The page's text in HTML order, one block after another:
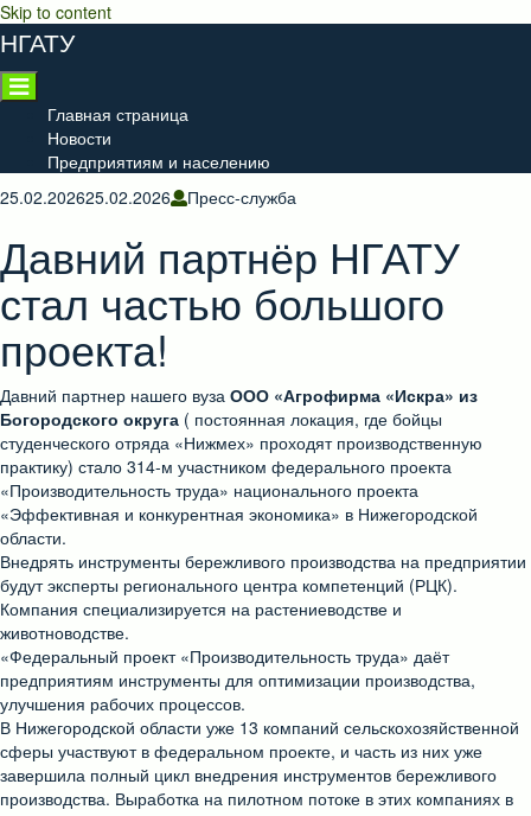
Skip to content
НГАТУ
Главная страница
Новости
Предприятиям и населению
25.02.202625.02.2026 Пресс-служба
Давний партнёр НГАТУ
стал частью большого
проекта!
Давний партнер нашего вуза ООО «Агрофирма «Искра» из
Богородского округа ( постоянная локация, где бойцы
студенческого отряда «Нижмех» проходят производственную
практику) стало 314-м участником федерального проекта
«Производительность труда» национального проекта
«Эффективная и конкурентная экономика» в Нижегородской
области.
Внедрять инструменты бережливого производства на предприятии
будут эксперты регионального центра компетенций (РЦК).
Компания специализируется на растениеводстве и
животноводстве.
«Федеральный проект «Производительность труда» даёт
предприятиям инструменты для оптимизации производства,
улучшения рабочих процессов.
В Нижегородской области уже 13 компаний сельскохозяйственной
сферы участвуют в федеральном проекте, и часть из них уже
завершила полный цикл внедрения инструментов бережливого
производства. Выработка на пилотном потоке в этих компаниях в